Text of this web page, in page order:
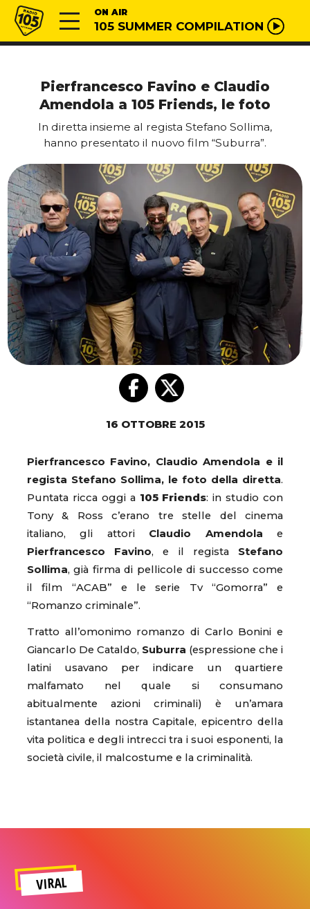
Vai al contenuto
Radio 105 ON AIR
105 SUMMER COMPILATION
Pierfrancesco Favino e Claudio
Amendola a 105 Friends, le foto
In diretta insieme al regista Stefano Sollima,
hanno presentato il nuovo film “Suburra”.
16 OTTOBRE 2015
Pierfrancesco Favino, Claudio Amendola e il
regista Stefano Sollima, le foto della diretta.
Puntata ricca oggi a 105 Friends: in studio con
Tony & Ross c’erano tre stelle del cinema
italiano, gli attori Claudio Amendola e
Pierfrancesco Favino, e il regista Stefano
Sollima, già firma di pellicole di successo come
il film “ACAB” e le serie Tv “Gomorra” e
“Romanzo criminale”.
Tratto all’omonimo romanzo di Carlo Bonini e
Giancarlo De Cataldo, Suburra (espressione che i
latini usavano per indicare un quartiere
malfamato nel quale si consumano
abitualmente azioni criminali) è un’amara
istantanea della nostra Capitale, epicentro della
vita politica e degli intrecci tra i suoi esponenti, la
società civile, il malcostume e la criminalità.
VIRAL